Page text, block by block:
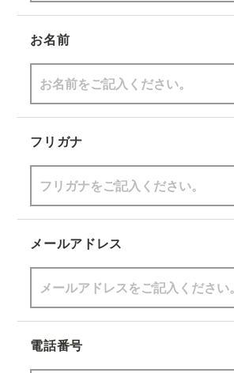
お名前
フリガナ
メールアドレス
電話番号